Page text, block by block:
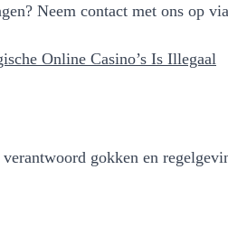
Neem contact met ons op
Online Casino’s Is Illegaal
gokken en